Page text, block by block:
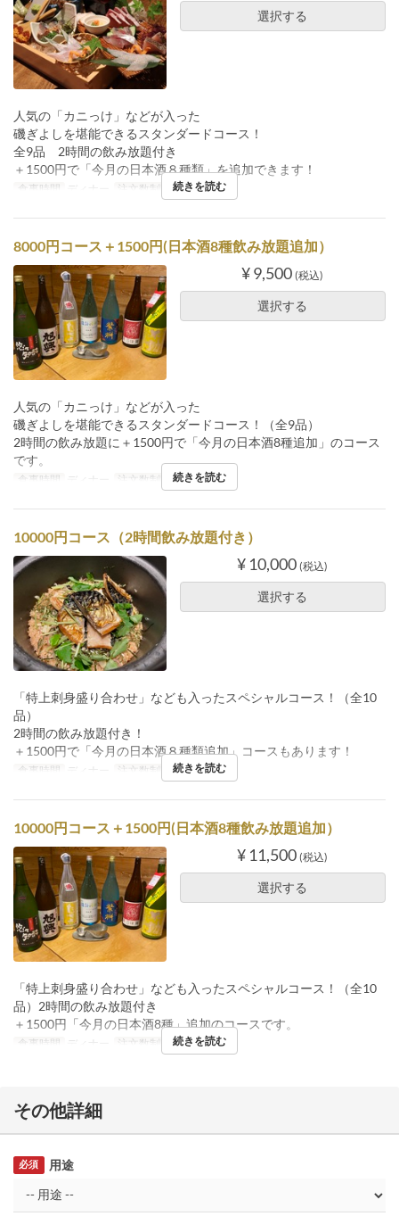
選択する
人気の「カニっけ」などが入った
磯ぎよしを堪能できるスタンダードコース！
全9品 2時間の飲み放題付き
＋1500円で「今月の日本酒８種類」を追加できます！
食事時間 ディナー 注文数制限 2 ~
続きを読む
8000円コース＋1500円(日本酒8種飲み放題追加）
¥ 9,500 (税込)
選択する
人気の「カニっけ」などが入った
磯ぎよしを堪能できるスタンダードコース！（全9品）
2時間の飲み放題に＋1500円で「今月の日本酒8種追加」のコース
です。
食事時間 ディナー 注文数制限 2 ~
続きを読む
10000円コース（2時間飲み放題付き）
¥ 10,000 (税込)
選択する
「特上刺身盛り合わせ」なども入ったスペシャルコース！（全10
品）
2時間の飲み放題付き！
＋1500円で「今月の日本酒８種類追加」コースもあります！
食事時間 ディナー 注文数制限 2 ~
続きを読む
10000円コース＋1500円(日本酒8種飲み放題追加）
¥ 11,500 (税込)
選択する
「特上刺身盛り合わせ」なども入ったスペシャルコース！（全10
品）2時間の飲み放題付き
＋1500円「今月の日本酒8種」追加のコースです。
食事時間 ディナー 注文数制限 2 ~
続きを読む
その他詳細
用途
必須